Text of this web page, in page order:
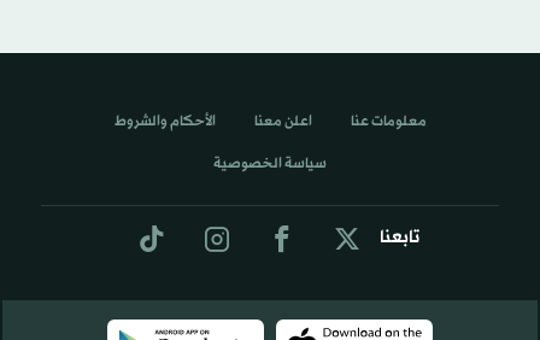
تابعنا
معلومات عنا اعلن معنا الأحكام والشروط
سياسة الخصوصية